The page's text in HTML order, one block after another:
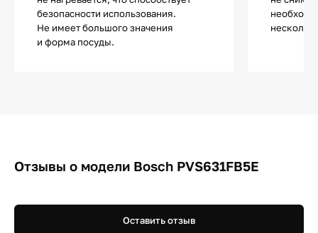
безопасности использования.
Не имеет большого значения
и форма посуды.
Отзывы о модели Bosch PVS631FB5E
Оставить отзыв